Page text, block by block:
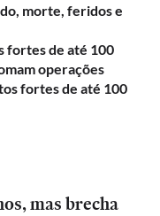
morte, feridos e
fortes de até 100
operações
fortes de até 100
mas brecha